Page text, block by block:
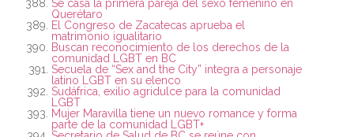
Se casa la primera pareja del sexo femenino en
Querétaro
El Congreso de Zacatecas aprueba el
matrimonio igualitario
Buscan reconocimiento de los derechos de la
comunidad LGBT en BC
Secuela de “Sex and the City” integra a personaje
latino LGBT en su elenco
Sudáfrica, exilio agridulce para la comunidad
LGBT
Mujer Maravilla tiene un nuevo romance y forma
parte de la comunidad LGBT+